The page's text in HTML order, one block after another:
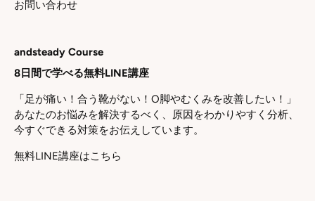
お問い合わせ
andsteady Course
8日間で学べる無料LINE講座
「足が痛い！合う靴がない！O脚やむくみを改善したい！」
あなたのお悩みを解決するべく、原因をわかりやすく分析、
今すぐできる対策をお伝えしています。
無料LINE講座はこちら